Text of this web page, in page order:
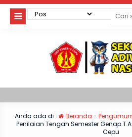
Anda ada di : Beranda -
Penilaian Tengah Semester Genap
Cepu